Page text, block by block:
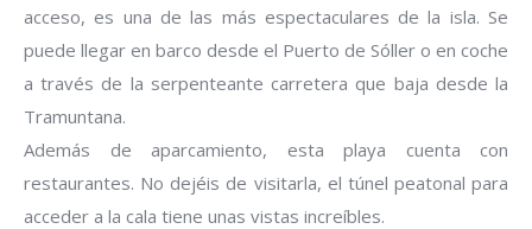
acceso, es una de las más espectaculares de la isla. Se
puede llegar en barco desde el Puerto de Sóller o en coche
a través de la serpenteante carretera que baja desde la
Tramuntana.
Además de aparcamiento, esta playa cuenta con
restaurantes. No dejéis de visitarla, el túnel peatonal para
acceder a la cala tiene unas vistas increíbles.